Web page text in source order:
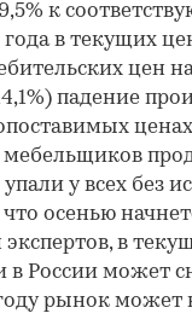
к
в текущих
цен
падение
мебельщиков
у всех без
осенью
в
России может
рынок может